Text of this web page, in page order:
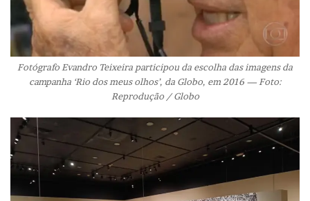
Fotógrafo Evandro Teixeira participou da escolha das imagens da
campanha ‘Rio dos meus olhos’, da Globo, em 2016 — Foto:
Reprodução / Globo